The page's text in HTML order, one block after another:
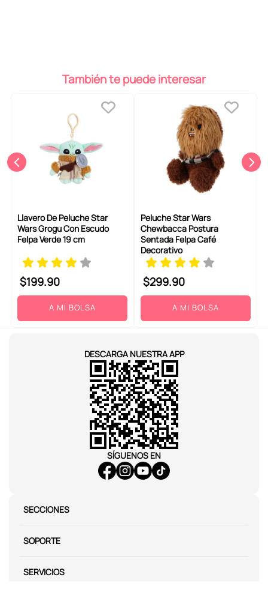
También te puede interesar
Llavero De Peluche Star
Wars Grogu Con Escudo
Felpa Verde 19 cm
$199.90
A MI BOLSA
Peluche Star Wars
Chewbacca Postura
Sentada Felpa Café
Decorativo
$299.90
A MI BOLSA
DESCARGA NUESTRA APP
SÍGUENOS EN
SECCIONES
SOPORTE
SERVICIOS